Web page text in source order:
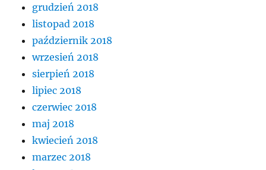
grudzień 2018
listopad 2018
październik 2018
wrzesień 2018
sierpień 2018
lipiec 2018
czerwiec 2018
maj 2018
kwiecień 2018
marzec 2018